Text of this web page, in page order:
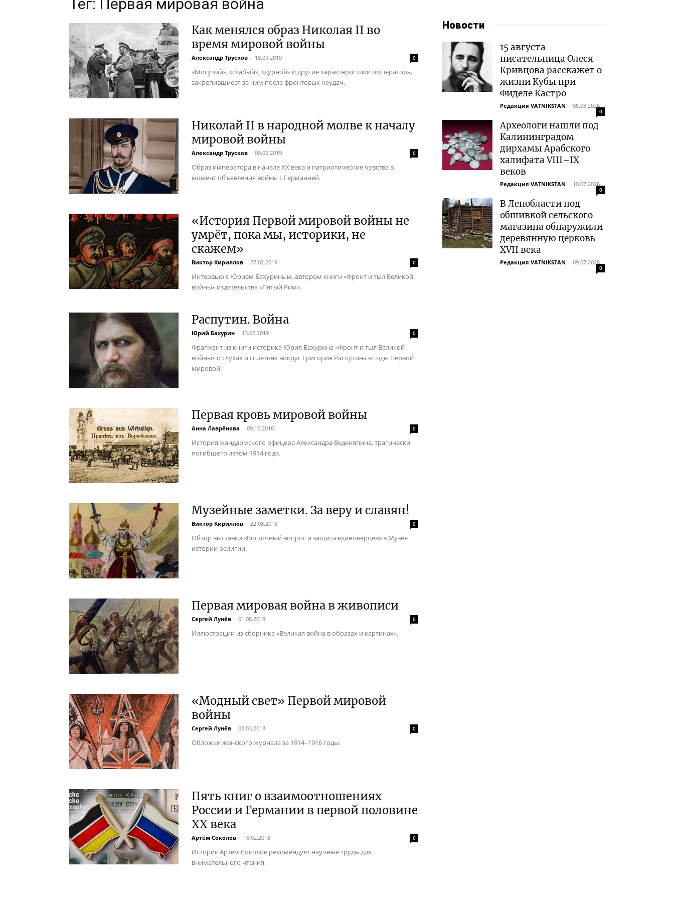
Тег: Первая мировая война
Как менялся образ Николая II во
время мировой войны
Александр Трусков - 18.09.2019 0
«Могучий», «слабый», «дурной» и другие характеристики императора,
закрепившиеся за ним после фронтовых неудач.
Николай II в народной молве к началу
мировой войны
Александр Трусков - 09.09.2019 0
Образ императора в начале XX века и патриотические чувства в
момент объявления войны с Германией.
«История Первой мировой войны не
умрёт, пока мы, историки, не
скажем»
Виктор Кириллов - 27.02.2019 0
Интервью с Юрием Бахуриным, автором книги «Фронт и тыл Великой
войны» издательства «Пятый Рим».
Распутин. Война
Юрий Бахурин - 13.02.2019 0
Фрагмент из книги историка Юрия Бахурина «Фронт и тыл Великой
войны» о слухах и сплетнях вокруг Григория Распутина в годы Первой
мировой.
Первая кровь мировой войны
Анна Лаврёнова - 09.10.2018 0
История жандармского офицера Александра Веденяпина, трагически
погибшего летом 1914 года.
Музейные заметки. За веру и славян!
Виктор Кириллов - 22.08.2018 0
Обзор выставки «Восточный вопрос и защита единоверцев» в Музее
истории религии.
Первая мировая война в живописи
Сергей Лунёв - 01.08.2018 0
Иллюстрации из сборника «Великая война в образах и картинах».
«Модный свет» Первой мировой
войны
Сергей Лунёв - 08.03.2018 0
Обложки женского журнала за 1914–1916 годы.
Пять книг о взаимоотношениях
России и Германии в первой половине
XX века
Артём Соколов - 16.02.2018 0
Историк Артём Соколов рекомендует научные труды для
внимательного чтения.
Новости
15 августа
писательница Олеся
Кривцова расскажет о
жизни Кубы при
Фиделе Кастро
Редакция VATNIKSTAN - 05.08.2026
0
Археологи нашли под
Калининградом
дирхамы Арабского
халифата VIII–IX
веков
Редакция VATNIKSTAN - 10.07.2026
0
В Ленобласти под
обшивкой сельского
магазина обнаружили
деревянную церковь
XVII века
Редакция VATNIKSTAN - 09.07.2026
0